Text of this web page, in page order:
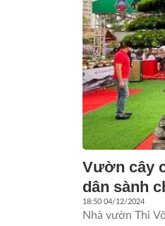
Vườn cây
dân sành
18:50 04/12/2024
Nhà vườn Thi